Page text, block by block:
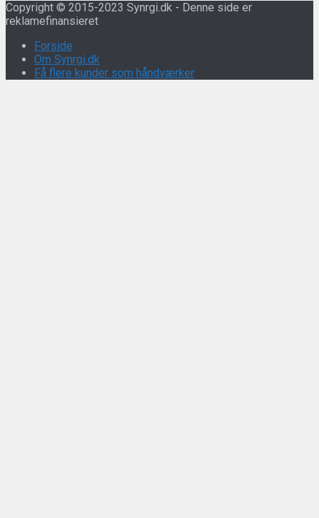
Copyright © 2015-2023 Synrgi.dk - Denne side er
reklamefinansieret
Forside
Om Synrgi.dk
Få flere kunder som håndværker